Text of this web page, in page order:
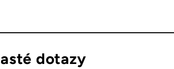
dotazy